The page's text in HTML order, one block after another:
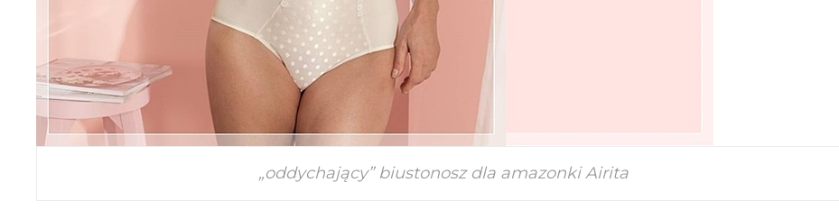
„oddychający” biustonosz dla amazonki Airita